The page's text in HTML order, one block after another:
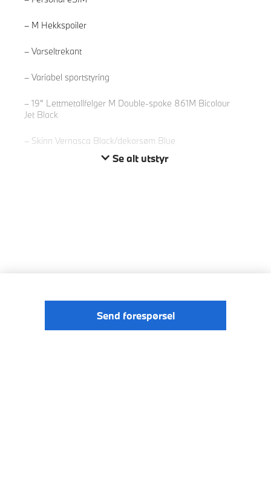
M Hekkspoiler
Varseltrekant
Variabel sportstyring
19" Lettmetallfelger M Double-spoke 861M Bicolour
Jet Black
Skinn Vernasca Black/dekorsøm Blue
Se alt utstyr
Send forespørsel